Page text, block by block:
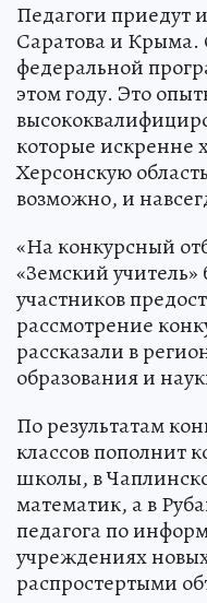
Педагоги приедут
Саратова и Крыма.
федеральной
этом году. Это
которые искренне
Херсонскую
возможно, и
«На конкурсный
«Земский учитель»
участников
рассмотрение
рассказали в
образования и
По результатам
классов пополнит
школы, в
математик, а в
педагога по
учреждениях
распростертыми